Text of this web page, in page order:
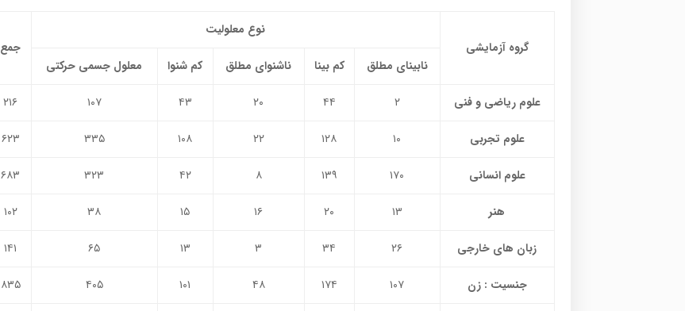
گروه آزمایشی
نوع معلولیت
جمع
نابینای مطلق
کم بینا ناشنوای مطلق کم شنوا معلول جسمی حرکتی
علوم ریاضی و فنی ۲ ۴۴ ۲۰ ۴۳ ۱۰۷ ۲۱۶
علوم تجربی ۱۰ ۱۲۸ ۲۲ ۱۰۸ ۳۳۵ ۶۲۳
علوم انسانی ۱۷۰ ۱۳۹ ۸ ۴۲ ۳۲۳ ۶۸۳
هنر ۱۳ ۲۰ ۱۶ ۱۵ ۳۸ ۱۰۲
زبان های خارجی ۲۶ ۳۴ ۳ ۱۳ ۶۵ ۱۴۱
جنسیت : زن ۱۰۷ ۱۷۴ ۴۸ ۱۰۱ ۴۰۵ ۸۳۵